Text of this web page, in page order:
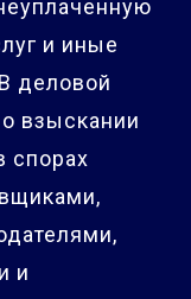
и иные
деловой
взыскании
спорах
и